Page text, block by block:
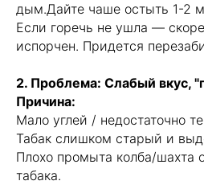
дым.Дайте чаше остыть 1-2
Если горечь не ушла —
испорчен. Придется
2. Проблема: Слабый вкус,
Причина:
Мало углей / недостаточно
Табак слишком старый и
Плохо промыта колба/шахта
табака.